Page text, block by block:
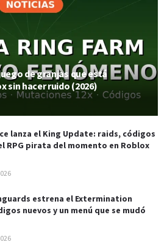
de granjas que está
sin hacer ruido (2026)
lanza el King Update: raids, códigos
RPG pirata del momento en Roblox
estrena el Extermination
nuevos y un menú que se mudó